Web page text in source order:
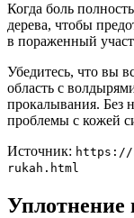
Когда боль
дерева, чтобы
в пораженный
Убедитесь, что вы
область с
прокалывания. Без
проблемы с кожей
Источник: https://
rukah.html
Уплотнение